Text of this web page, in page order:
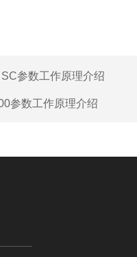
参数工作原理介绍
参数工作原理介绍